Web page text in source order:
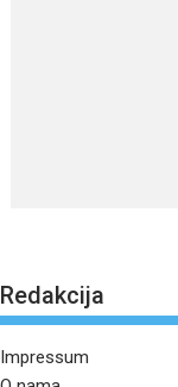
Redakcija
Impressum